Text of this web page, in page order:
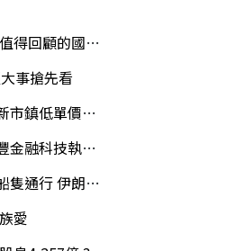
顧的國際大事
事搶先看
總價 減輕購屋壓力
總黃勇諴 緊盯兩訊號
聲攻擊「敵意目標」
愛